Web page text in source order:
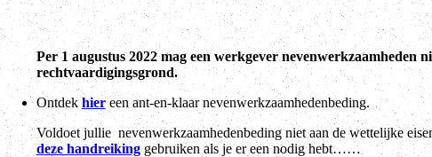
Per 1 augustus 2022 mag een werkgever nevenwerkzaamheden
rechtvaardigingsgrond.
Ontdek hiereen ant-en-klaar nevenwerkzaamhedenbeding.
Voldoet jullie nevenwerkzaamhedenbeding niet aan de wettelijke
deze handreikinggebruiken als je er een nodig hebt……